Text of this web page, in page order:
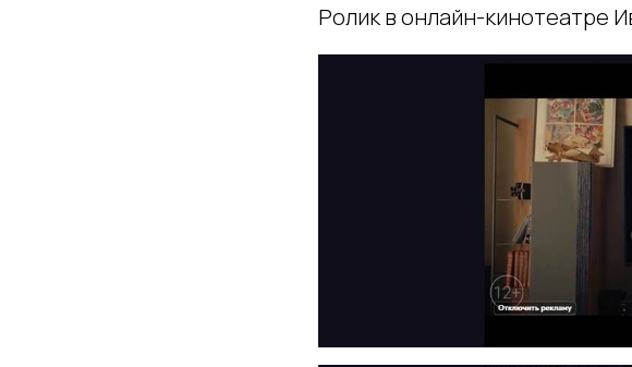
Ролик в онлайн-кинотеатре